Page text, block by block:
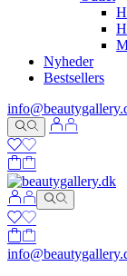
Nyheder
Bestsellers